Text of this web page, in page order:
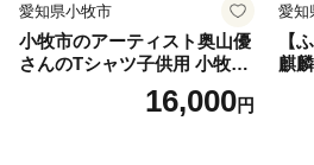
愛知県小牧市
小牧市のアーティスト奥山優
さんのTシャツ子供用 小牧市
16,000円
愛知
【
麒